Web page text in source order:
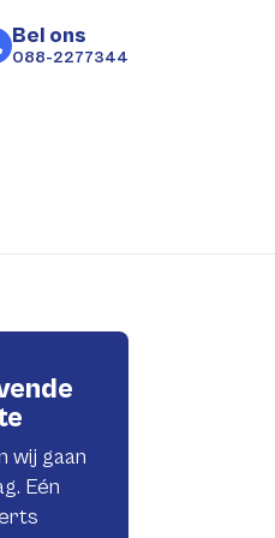
Bel ons
088-2277344
wij gaan
Eén